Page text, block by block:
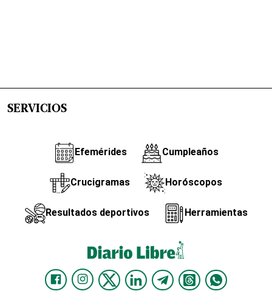
SERVICIOS
Efemérides Cumpleaños
Crucigramas Horóscopos
Resultados deportivos Herramientas